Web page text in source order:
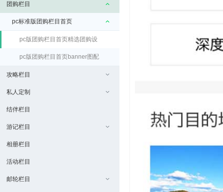
团购栏目
pc标准版团购栏目首页
pc版团购栏目首页精选团购设
置
pc版团购栏目首页banner图配
置
攻略栏目
私人定制
结伴栏目
游记栏目
相册栏目
活动栏目
邮轮栏目